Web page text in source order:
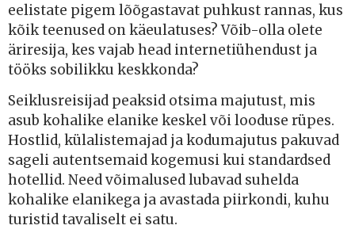
eelistate pigem lõõgastavat puhkust rannas, kus
kõik teenused on käeulatuses? Võib-olla olete
äriresija, kes vajab head internetiühendust ja
tööks sobilikku keskkonda?
Seiklusreisijad peaksid otsima majutust, mis
asub kohalike elanike keskel või looduse rüpes.
Hostlid, külalistemajad ja kodumajutus pakuvad
sageli autentsemaid kogemusi kui standardsed
hotellid. Need võimalused lubavad suhelda
kohalike elanikega ja avastada piirkondi, kuhu
turistid tavaliselt ei satu.